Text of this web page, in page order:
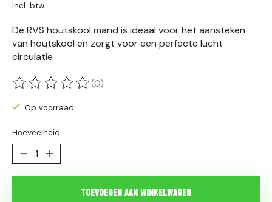
Incl. btw
De RVS houtskool mand is ideaal voor het aansteken
van houtskool en zorgt voor een perfecte lucht
circulatie
De beoordeling van dit product is
(0)
Op voorraad
Hoeveelheid:
Toevoegen aan winkelwagen